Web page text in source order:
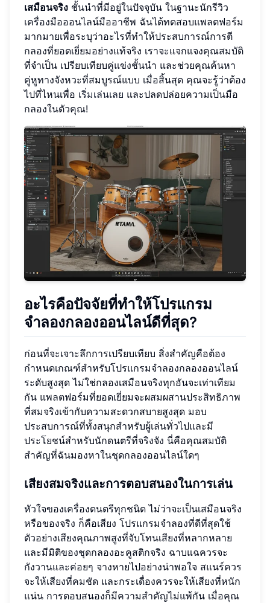
เสมือนจริง ชั้นนำที่มีอยู่ในปัจจุบัน ในฐานะนักรีวิว
เครื่องมือออนไลน์มืออาชีพ ฉันได้ทดสอบแพลตฟอร์ม
มากมายเพื่อระบุว่าอะไรที่ทำให้ประสบการณ์การตี
กลองที่ยอดเยี่ยมอย่างแท้จริง เราจะแจกแจงคุณสมบัติ
ที่จำเป็น เปรียบเทียบคู่แข่งชั้นนำ และช่วยคุณค้นหา
คู่หูทางจังหวะที่สมบูรณ์แบบ เมื่อสิ้นสุด คุณจะรู้ว่าต้อง
ไปที่ไหนเพื่อ เริ่มเล่นเลย และปลดปล่อยความเป็นมือ
กลองในตัวคุณ!
อะไรคือปัจจัยที่ทำให้โปรแกรม
จำลองกลองออนไลน์ดีที่สุด?
ก่อนที่จะเจาะลึกการเปรียบเทียบ สิ่งสำคัญคือต้อง
กำหนดเกณฑ์สำหรับโปรแกรมจำลองกลองออนไลน์
ระดับสูงสุด ไม่ใช่กลองเสมือนจริงทุกอันจะเท่าเทียม
กัน แพลตฟอร์มที่ยอดเยี่ยมจะผสมผสานประสิทธิภาพ
ที่สมจริงเข้ากับความสะดวกสบายสูงสุด มอบ
ประสบการณ์ที่ทั้งสนุกสำหรับผู้เล่นทั่วไปและมี
ประโยชน์สำหรับนักดนตรีที่จริงจัง นี่คือคุณสมบัติ
สำคัญที่ฉันมองหาในชุดกลองออนไลน์ใดๆ
เสียงสมจริงและการตอบสนองในการเล่น
หัวใจของเครื่องดนตรีทุกชนิด ไม่ว่าจะเป็นเสมือนจริง
หรือของจริง ก็คือเสียง โปรแกรมจำลองที่ดีที่สุดใช้
ตัวอย่างเสียงคุณภาพสูงที่จับโทนเสียงที่หลากหลาย
และมีมิติของชุดกลองอะคูสติกจริง ฉาบแฉควรจะ
กังวานและค่อยๆ จางหายไปอย่างน่าพอใจ สแนร์ควร
จะให้เสียงที่คมชัด และกระเดื่องควรจะให้เสียงที่หนัก
แน่น การตอบสนองก็มีความสำคัญไม่แพ้กัน เมื่อคุณ